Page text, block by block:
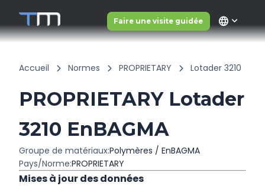
Faire une visite guidée language
Accueil Normes PROPRIETARY Lotader 3210
PROPRIETARY Lotader
3210 EnBAGMA
Groupe de matériaux:Polymères / EnBAGMA
Pays/Norme:PROPRIETARY
Mises à jour des données